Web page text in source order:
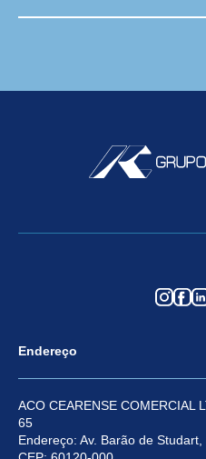
Endereço
ACO CEARENSE COMERCIAL
65
Endereço: Av. Barão de